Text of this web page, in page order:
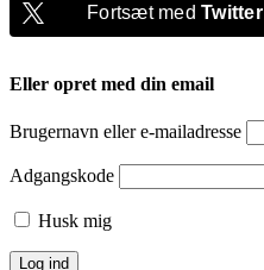
Fortsæt medTwitter
Eller opret med din email
Brugernavn eller e-mailadresse
Adgangskode
Husk mig